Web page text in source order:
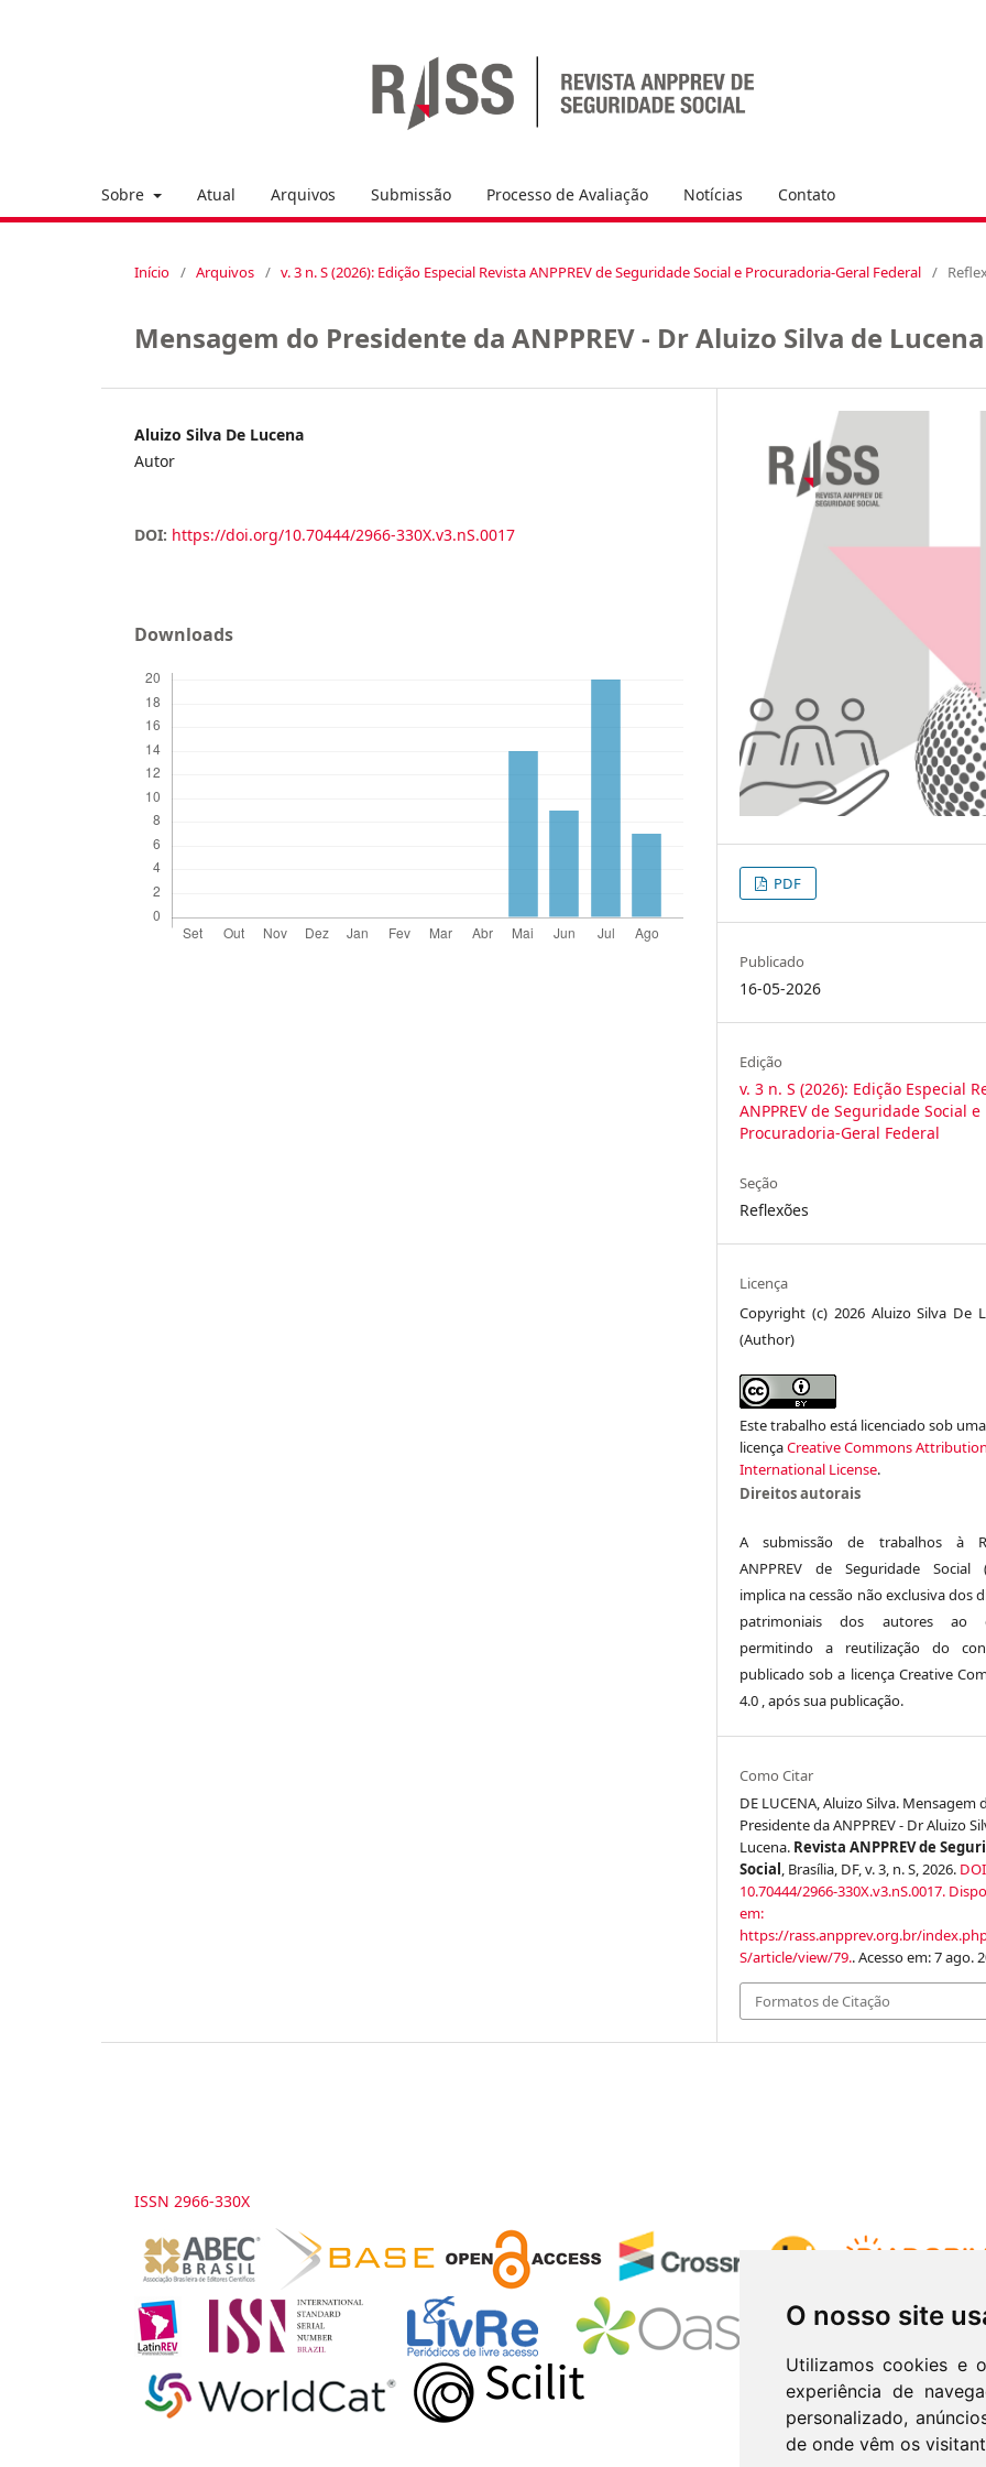
O nosso site
Utilizamos cookies e
experiência de
personalizado,
de onde vêm os
Sobre Atual Arquivos Submissão Processo de Avaliação Notícias Contato
Início / Arquivos / v. 3 n. S (2026): Edição Especial Revista ANPPREV de Seguridade Social e Procuradoria-Geral Federal /
Mensagem do Presidente da ANPPREV - Dr Aluizo Silva de Lucena
Aluizo Silva De Lucena
Autor
DOI: https://doi.org/10.70444/2966-330X.v3.nS.0017
Downloads
PDF
Publicado
16-05-2026
Edição
v. 3 n. S (2026): Edição Especial
ANPPREV de Seguridade Social e
Procuradoria-Geral Federal
Seção
Reflexões
Licença
Copyright (c) 2026 Aluizo Silva De
(Author)
Este trabalho está licenciado sob uma
licençaCreative Commons
International License.
Direitos autorais
A submissão de trabalhos à
ANPPREV de Seguridade Social
implica na cessão não exclusiva dos
patrimoniais dos autores ao
permitindo a reutilização do
publicado sob a licença Creative
4.0 , após sua publicação.
Como Citar
DE LUCENA, Aluizo Silva. Mensagem
Presidente da ANPPREV - Dr Aluizo
Lucena. Revista ANPPREV de
Social, Brasília, DF, v. 3, n. S, 2026.
10.70444/2966-330X.v3.nS.0017.
em:
https://rass.anpprev.org.br/
S/article/view/79.. Acesso em: 7 ago.
Formatos de Citação
ISSN 2966-330X